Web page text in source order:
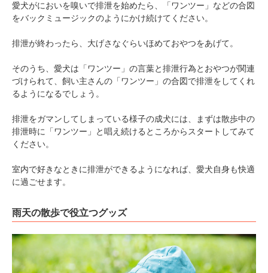
愛犬がにおいを嗅いで排泄を始めたら、「ワンツー」などの合図
をバックミュージックのようにかけ続けてください。
排泄が終わったら、大げさなぐらいほめておやつをあげて。
そのうち、愛犬は「ワンツー」の言葉と排泄行為とおやつが関連
づけられて、飼い主さんの「ワンツー」の合図で排泄をしてくれ
るようになるでしょう。
排泄をガマンしてしまっている様子の成犬には、まずは散歩中の
排泄時に「ワンツー」と唱え続けるところからスタートしてみて
ください。
室内で好きなときに排泄ができるようになれば、愛犬自身も快適
に過ごせます。
雨天の散歩で役立つグッズ